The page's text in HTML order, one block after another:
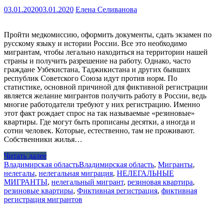
03.01.202003.01.2020 Елена Селиванова
Пройти медкомиссию, оформить документы, сдать экзамен по
русскому языку и истории России. Все это необходимо
мигрантам, чтобы легально находиться на территории нашей
страны и получить разрешение на работу. Однако, часто
граждане Узбекистана, Таджикистана и других бывших
республик Советского Союза идут против норм. По
статистике, основной причиной для фиктивной регистрации
является желание мигрантов получить работу в России, ведь
многие работодатели требуют у них регистрацию. Именно
этот факт рождает спрос на так называемые «резиновые»
квартиры. Где могут быть прописаны десятки, а иногда и
сотни человек. Которые, естественно, там не проживают.
Собственники жилья…
Читать далее
Владимирская областьВладимирская область, Мигранты,
нелегалы, нелегальная миграция, НЕЛЕГАЛЬНЫЕ
МИГРАНТЫ, нелегальный мигрант, резиновая квартира,
резиновые квартиры, Фиктивная регистрация, фиктивная
регистрация мигрантов